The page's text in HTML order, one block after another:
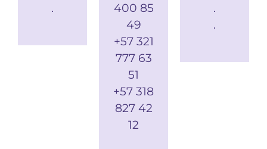
.
400 85
49
+57 321
777 63
51
+57 318
827 42
12
.
.